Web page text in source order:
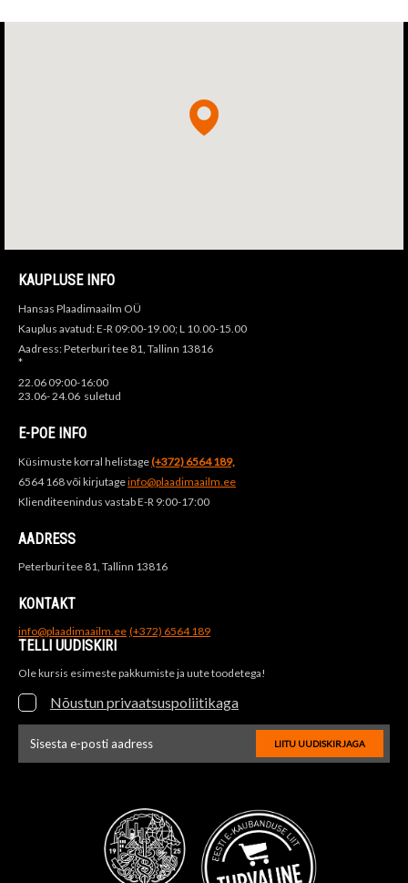
KAUPLUSE INFO
Hansas Plaadimaailm OÜ
Kauplus avatud: E-R 09:00-19.00; L 10.00-15.00
Aadress: Peterburi tee 81, Tallinn 13816
*
22.06 09:00-16:00
23.06- 24.06 suletud
E-POE INFO
Küsimuste korral helistage(+372) 6564 189,
6564 168 või kirjutageinfo@plaadimaailm.ee
Klienditeenindus vastab E-R 9:00-17:00
AADRESS
Peterburi tee 81, Tallinn 13816
KONTAKT
info@plaadimaailm.ee (+372) 6564 189
TELLI UUDISKIRI
Ole kursis esimeste pakkumiste ja uute toodetega!
Nõustun privaatsuspoliitikaga
LIITU UUDISKIRJAGA